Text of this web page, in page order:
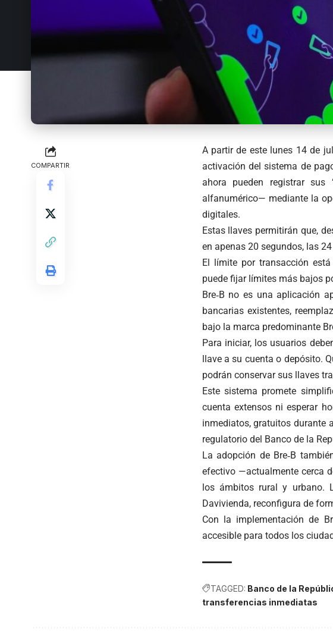
COMPARTIR
A partir de este lunes 14 de
activación del sistema de
ahora pueden registrar sus
alfanumérico— mediante la
digitales.
Estas llaves permitirán que,
en apenas 20 segundos, las
El límite por transacción está
puede fijar límites más bajos
Bre‑B no es una aplicación
bancarias existentes,
bajo la marca predominante
Para iniciar, los usuarios
llave a su cuenta o depósito.
podrán conservar sus llaves
Este sistema promete
cuenta extensos ni esperar
inmediatos, gratuitos durante
regulatorio del Banco de la
La adopción de Bre‑B
efectivo —actualmente cerca
los ámbitos rural y urbano.
Davivienda, reconfigura de
Con la implementación de
accesible para todos los
TAGGED: Banco de la
transferencias inmediatas